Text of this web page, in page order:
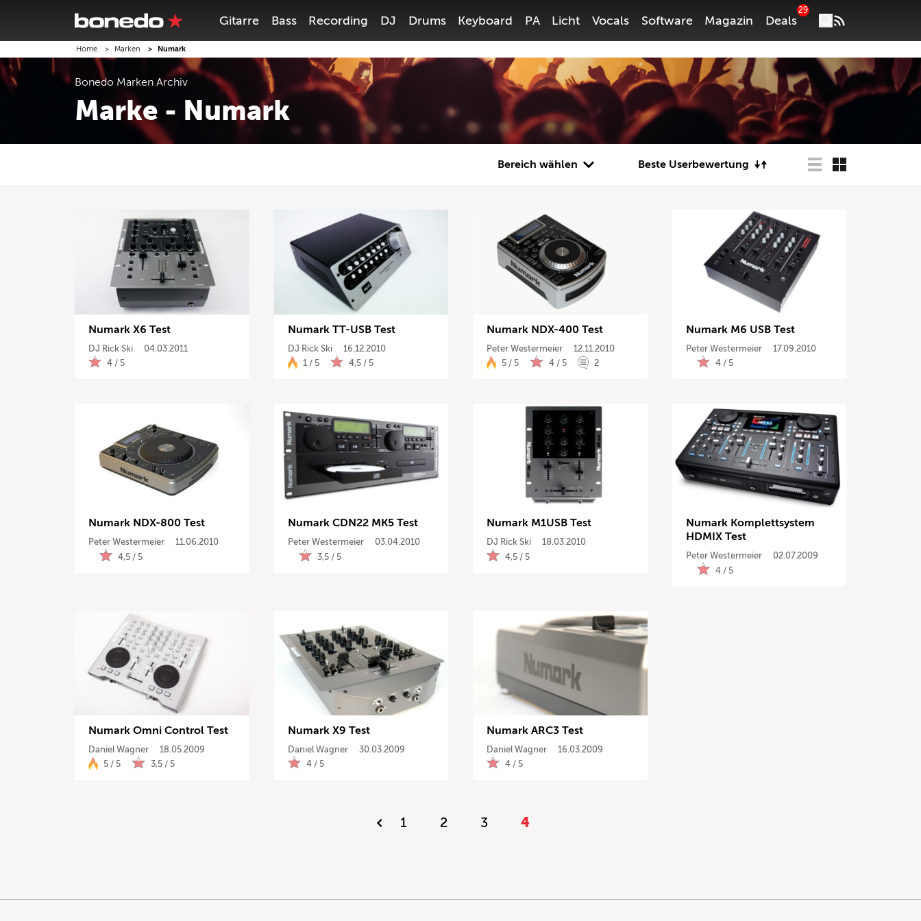
Gitarre Bass Recording DJ Drums Keyboard PA Licht Vocals Software Magazin Deals
29
Home Marken Numark
Bonedo Marken Archiv
Marke - Numark
Bereich wählen
Bass
Recording
Drums
Keyboard
Vocals
Software
Ergebnisse anzeigen
Beste Userbewertung
Numark X6 Test
DJ Rick Ski
04.03.2011
4 / 5
Numark TT-USB Test
DJ Rick Ski
16.12.2010
1 / 5
4,5 / 5
Numark NDX-400 Test
Peter Westermeier
12.11.2010
5 / 5
4 / 5 2
Numark M6 USB Test
Peter Westermeier
17.09.2010
4 / 5
Numark NDX-800 Test
Peter Westermeier
11.06.2010
4,5 / 5
Numark CDN22 MK5 Test
Peter Westermeier
03.04.2010
3,5 / 5
Numark M1USB Test
DJ Rick Ski
18.03.2010
4,5 / 5
Numark Komplettsystem
HDMIX Test
Peter Westermeier
02.07.2009
4 / 5
Numark Omni Control Test
Daniel Wagner
18.05.2009
5 / 5
3,5 / 5
Numark X9 Test
Daniel Wagner
30.03.2009
4 / 5
Numark ARC3 Test
Daniel Wagner
16.03.2009
4 / 5
1 2 3 4